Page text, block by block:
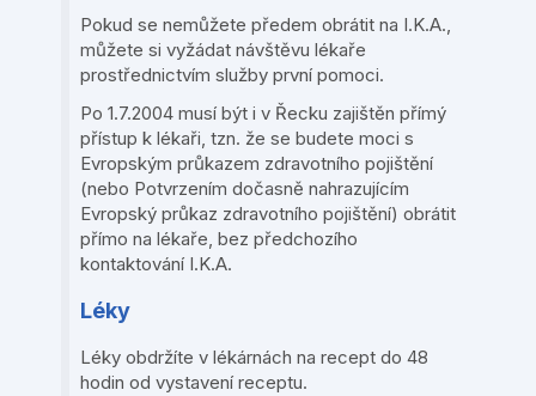
Pokud se nemůžete předem obrátit na I.K.A.,
můžete si vyžádat návštěvu lékaře
prostřednictvím služby první pomoci.
Po 1.7.2004 musí být i v Řecku zajištěn přímý
přístup k lékaři, tzn. že se budete moci s
Evropským průkazem zdravotního pojištění
(nebo Potvrzením dočasně nahrazujícím
Evropský průkaz zdravotního pojištění) obrátit
přímo na lékaře, bez předchozího
kontaktování I.K.A.
Léky
Léky obdržíte v lékárnách na recept do 48
hodin od vystavení receptu.